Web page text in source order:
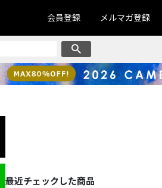
会員登録 メルマガ登録
最近チェックした商品